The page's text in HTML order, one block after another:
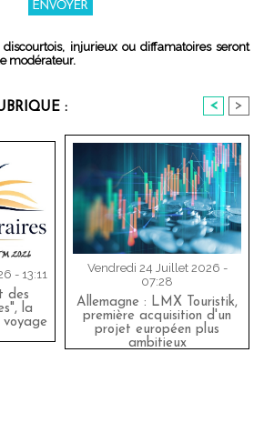
injurieux ou diffamatoires seront
modérateur.
: < >
- 13:11
des
la
voyage
Vendredi 24 Juillet 2026 -
07:28
Allemagne : LMX Touristik,
première acquisition d'un
projet européen plus
ambitieux